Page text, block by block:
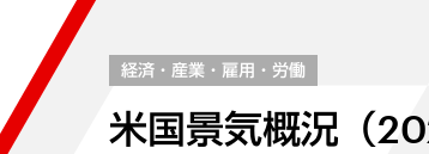
経済・産業・雇用・労働
米国景気概況（